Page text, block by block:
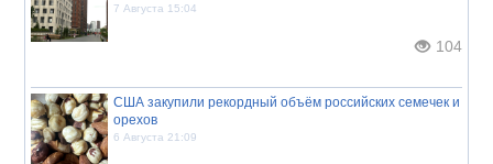
7 Августа 15:04
104
США закупили рекордный объём российских семечек и
орехов
6 Августа 21:09